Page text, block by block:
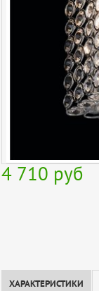
4 710 руб
ХАРАКТЕРИСТИКИ